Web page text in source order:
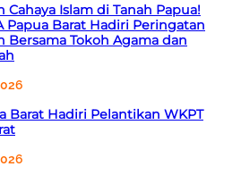
Cahaya Islam di Tanah Papua!
Papua Barat Hadiri Peringatan
Bersama Tokoh Agama dan
Barat Hadiri Pelantikan WKPT